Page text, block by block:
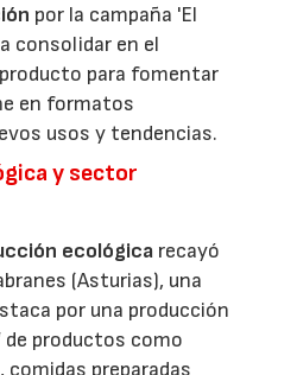
por la campaña 'El
consolidar en el
para fomentar
en formatos
usos y tendencias.
y sector
ecológica recayó
(Asturias), una
por una producción
de productos como
comidas preparadas